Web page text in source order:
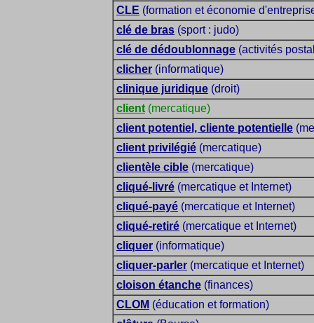
CLE (formation et économie
clé de bras (sport : judo)
clé de dédoublonnage (activités
clicher (informatique)
clinique juridique (droit)
client (mercatique)
client potentiel, cliente potentielle
client privilégié (mercatique)
clientèle cible (mercatique)
cliqué-livré (mercatique et Internet)
cliqué-payé (mercatique et Internet)
cliqué-retiré (mercatique et Internet)
cliquer (informatique)
cliquer-parler (mercatique et Internet)
cloison étanche (finances)
CLOM (éducation et formation)